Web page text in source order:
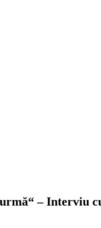
– Interviu